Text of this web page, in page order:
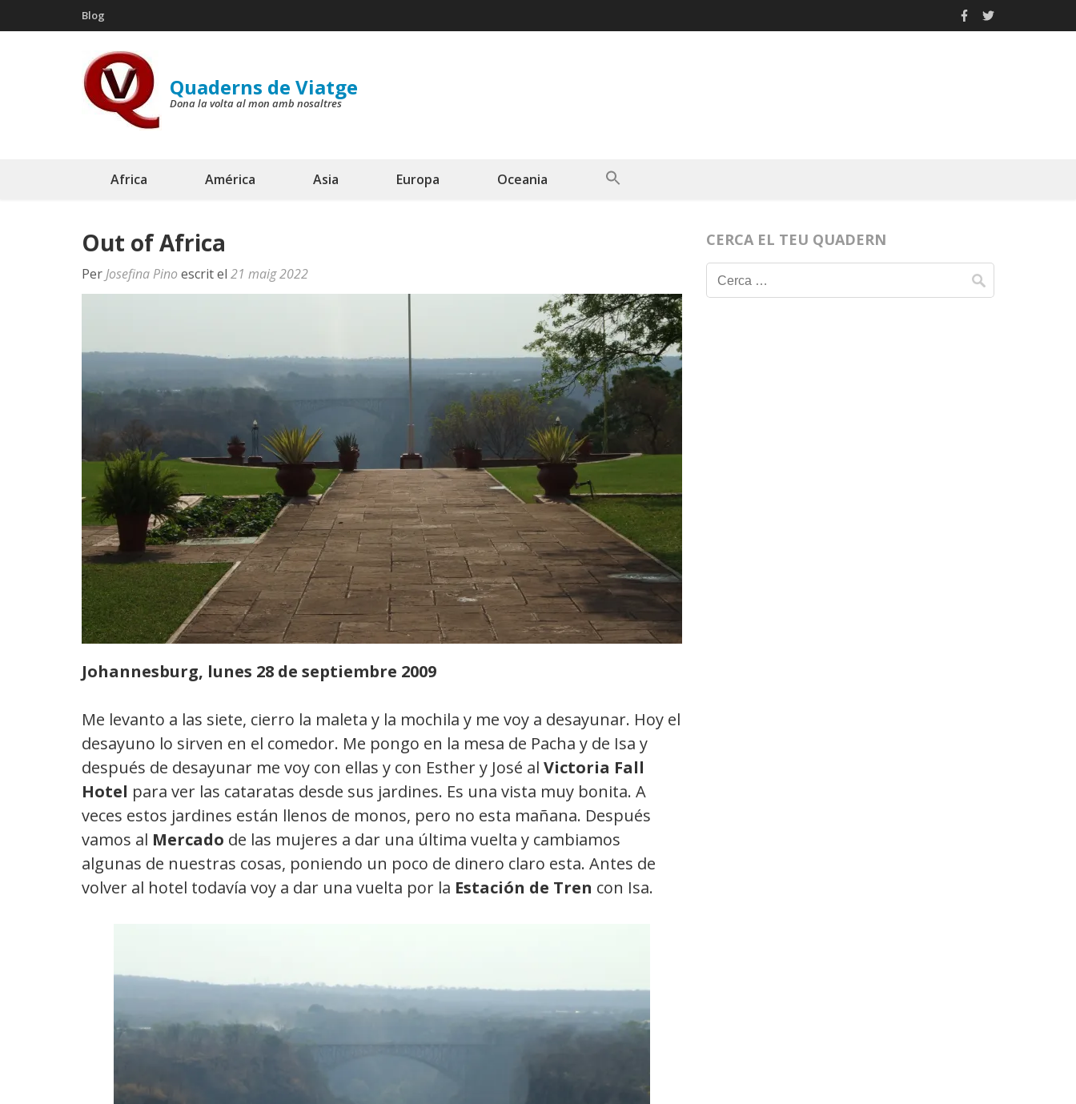
to
Blog
Quaderns de Viatge
Dona la volta al mon amb nosaltres
Africa América Asia Europa Oceania
Out of Africa
Per Josefina Pino escrit el 21 maig 2022
Johannesburg, lunes 28 de septiembre 2009
Me levanto a las siete, cierro la maleta y la mochila y me voy a desayunar. Hoy el
desayuno lo sirven en el comedor. Me pongo en la mesa de Pacha y de Isa y
después de desayunar me voy con ellas y con Esther y José al Victoria Fall
Hotel para ver las cataratas desde sus jardines. Es una vista muy bonita. A
veces estos jardines están llenos de monos, pero no esta mañana. Después
vamos al Mercado de las mujeres a dar una última vuelta y cambiamos
algunas de nuestras cosas, poniendo un poco de dinero claro esta. Antes de
volver al hotel todavía voy a dar una vuelta por la Estación de Tren con Isa.
CERCA EL TEU QUADERN
Cerca: